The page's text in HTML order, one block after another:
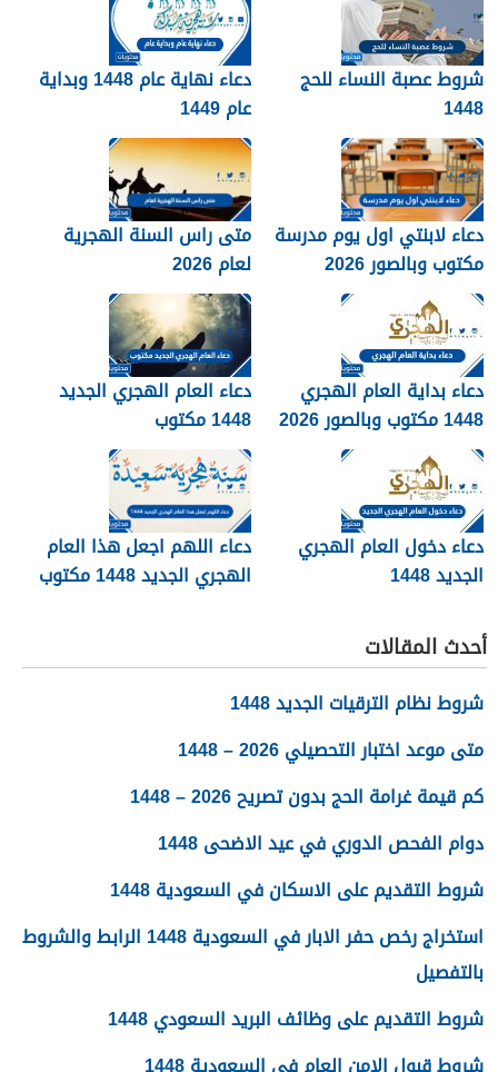
شروط عصبة النساء للحج
1448
دعاء نهاية عام 1448 وبداية
عام 1449
دعاء لابنتي اول يوم مدرسة
مكتوب وبالصور 2026
متى راس السنة الهجرية
لعام 2026
دعاء بداية العام الهجري
1448 مكتوب وبالصور 2026
دعاء العام الهجري الجديد
1448 مكتوب
دعاء دخول العام الهجري
الجديد 1448
دعاء اللهم اجعل هذا العام
الهجري الجديد 1448 مكتوب
أحدث المقالات
شروط نظام الترقيات الجديد 1448
متى موعد اختبار التحصيلي 2026 – 1448
كم قيمة غرامة الحج بدون تصريح 2026 – 1448
دوام الفحص الدوري في عيد الاضحى 1448
شروط التقديم على الاسكان في السعودية 1448
استخراج رخص حفر الابار في السعودية 1448 الرابط والشروط
بالتفصيل
شروط التقديم على وظائف البريد السعودي 1448